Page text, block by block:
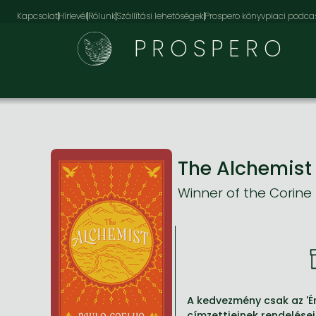
KapcsolatHírlevélRólunkSzállítási lehetőségekProspero könyvpiaci
PROSPERO
The Alchemist
Winner of the
A kedvezmény csak az